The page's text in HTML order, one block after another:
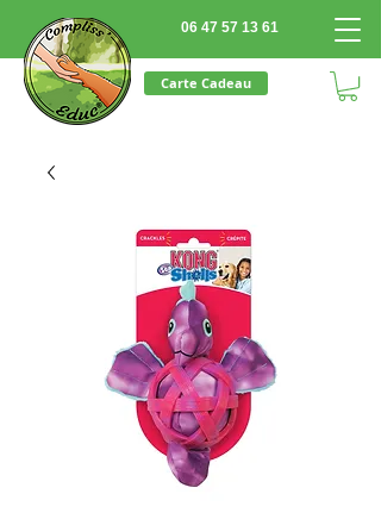
06 47 57 13 61
Carte Cadeau